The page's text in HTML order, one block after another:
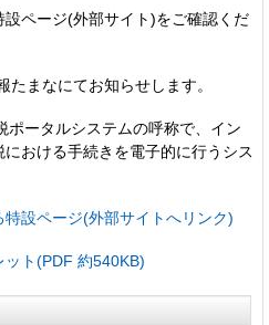
ページ(外部サイト)をご確認くだ
まなにてお知らせします。
ータルシステムの呼称で、イン
おける手続きを電子的に行うシス
設ページ(外部サイトへリンク)
ト(PDF 約540KB)